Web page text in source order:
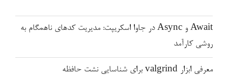
Await و Async در جاوا اسکریپت: مدیریت کدهای ناهمگام به
روشی کارآمد
معرفی ابزار valgrind برای شناسایی نشت حافظه